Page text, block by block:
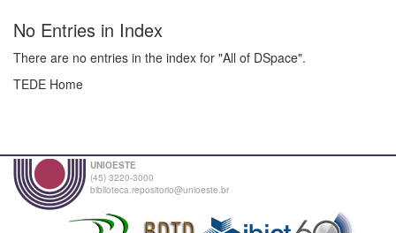
No Entries in Index
There are no entries in the index for "All of DSpace".
TEDE Home
UNIOESTE
(45) 3220-3000
biblioteca.repositorio@unioeste.br